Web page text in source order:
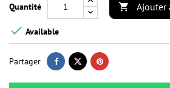
Quantité  Ajouter
 Available
Partager